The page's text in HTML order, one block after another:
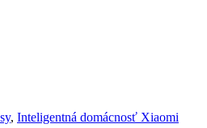
, Inteligentná domácnosť Xiaomi